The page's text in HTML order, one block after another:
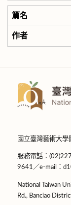
國立臺灣藝術大
服務電話：
9641／e-mail：
National Taiwan
Rd., Banciao